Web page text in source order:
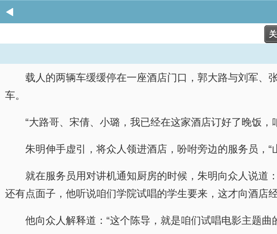
载人的两辆车缓缓停在一座酒店门口，郭大路与刘军、
车。
“大路哥、宋倩、小璐，我已经在这家酒店订好了晚饭
朱明伸手虚引，将众人领进酒店，吩咐旁边的服务员，“
就在服务员用对讲机通知厨房的时候，朱明向众人说道
还有点面子，他听说咱们学院试唱的学生要来，这才向酒店
他向众人解释道：“这个陈导，就是咱们试唱电影主题曲